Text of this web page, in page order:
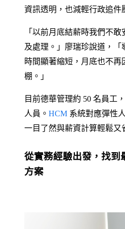
資訊透明，也減輕行政追件
「以前月底結薪時我們不
及處理。」廖瑞珍說道，「
時間顯著縮短，月底也不再
棚。」
目前德華管理約 50 名員工
人員。 HCM 系統對應彈性
一目了然與薪資計算輕鬆又
從實務經驗出發，找到
方案